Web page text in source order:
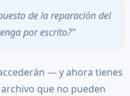
de la reparación del
por escrito?"
— y ahora tienes
que no pueden